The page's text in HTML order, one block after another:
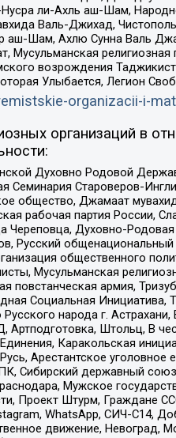
ли-Ахль аш-Шам,
Валь-Джихад,
Шам, Ахлю Сунна Валь
Мусульманская
возрождения
Улыбается, Легион
organizacii-i-
организаций в
Духовно Родовой
Староверов-
общество, Джамаат
рабочая партия России,
Череповца, Духовно-
Русский
общественного
Мусульманская
армия,
Социальная
народа г.
Артподготовка, Штольц, В
Каракольская
Арестантское
Сибирский державный
Мужское
Проект Штурм, Граждане
WhatsApp, СИЧ-С14,
движение,